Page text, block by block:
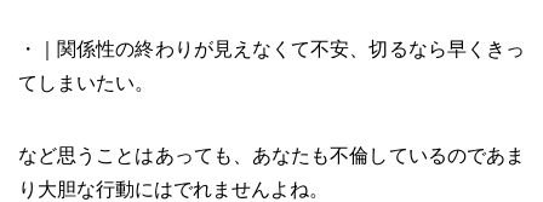
・｜関係性の終わりが見えなくて不安、切るなら早くきっ
てしまいたい。
など思うことはあっても、あなたも不倫しているのであま
り大胆な行動にはでれませんよね。